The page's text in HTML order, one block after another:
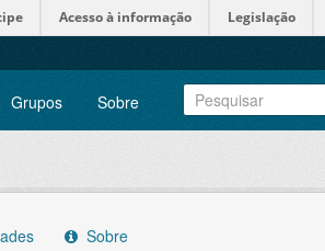
Acesso à informação Legislação
Grupos Sobre
Sobre